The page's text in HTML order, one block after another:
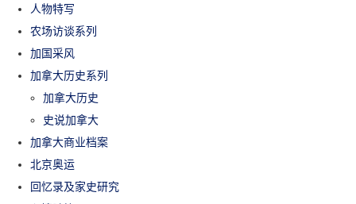
人物特写
农场访谈系列
加国采风
加拿大历史系列
加拿大历史
史说加拿大
加拿大商业档案
北京奥运
回忆录及家史研究